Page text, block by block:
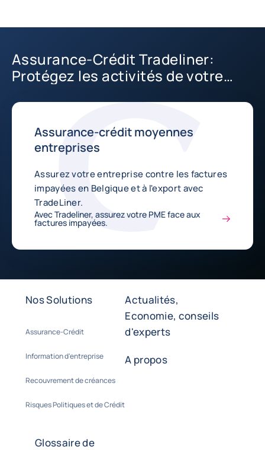
Assurance-Crédit Tradeliner:
Protégez les activités de votre
Assurance-crédit moyennes
entreprises
Assurez votre entreprise contre les factures
impayées en Belgique et à l'export avec
TradeLiner.
Avec Tradeliner, assurez votre PME face aux
factures impayées.
Nos Solutions
Assurance-Crédit
Information d'entreprise
Recouvrement de créances
Risques Politiques et de Crédit
Actualités,
Economie, conseils
d'experts
A propos
Glossaire de